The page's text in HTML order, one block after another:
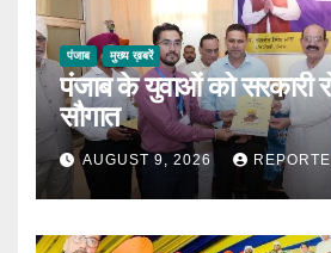
पंजाब मुख्य ख़बरें
पंजाब के युवाओं को सरकारी
सौगात
AUGUST 9, 2026